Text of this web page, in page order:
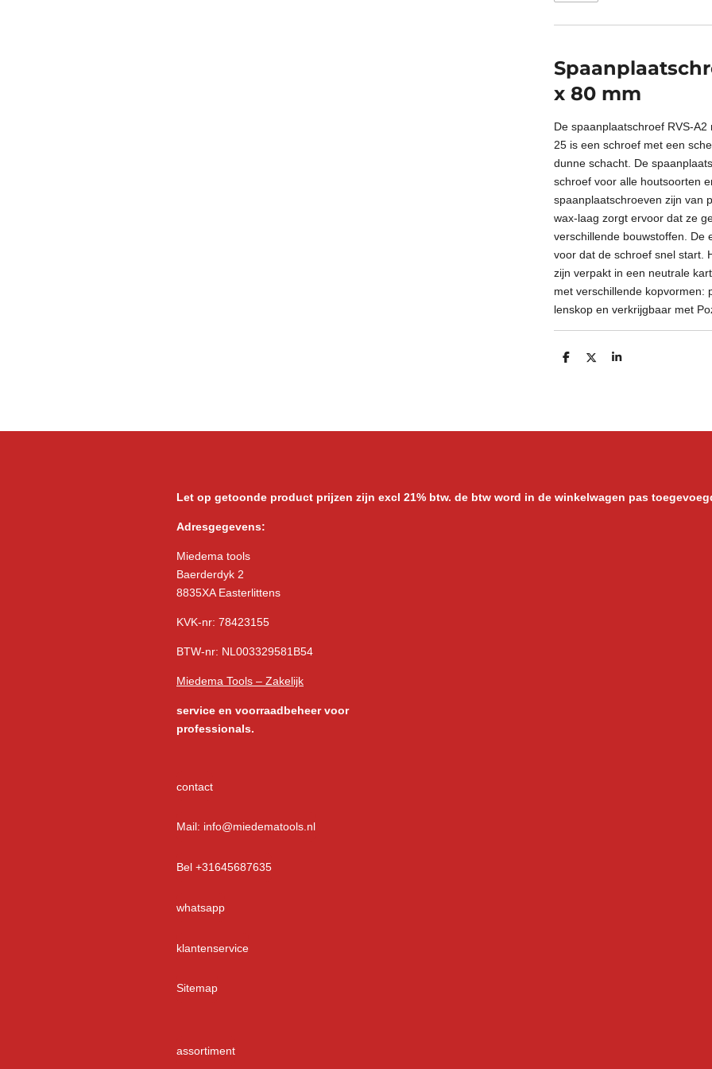
x 80 mm
De spaanplaatschroef RVS-
25 is een schroef met een
dunne schacht. De
schroef voor alle houtsoorten
spaanplaatschroeven zijn van
wax-laag zorgt ervoor dat ze
verschillende bouwstoffen. De
voor dat de schroef snel start.
zijn verpakt in een neutrale
met verschillende kopvormen:
lenskop en verkrijgbaar met
D
D
S
Let op getoonde product prijzen zijn excl 21% btw. de btw word in de winkelwagen pas
Adresgegevens:
Miedema tools
Baerderdyk 2
8835XA Easterlittens
KVK-nr: 78423155
BTW-nr: NL003329581B54
Miedema Tools – Zakelijk
service en voorraadbeheer voor
professionals.
contact
Mail: info@miedematools.nl
Bel +31645687635
whatsapp
klantenservice
Sitemap
assortiment